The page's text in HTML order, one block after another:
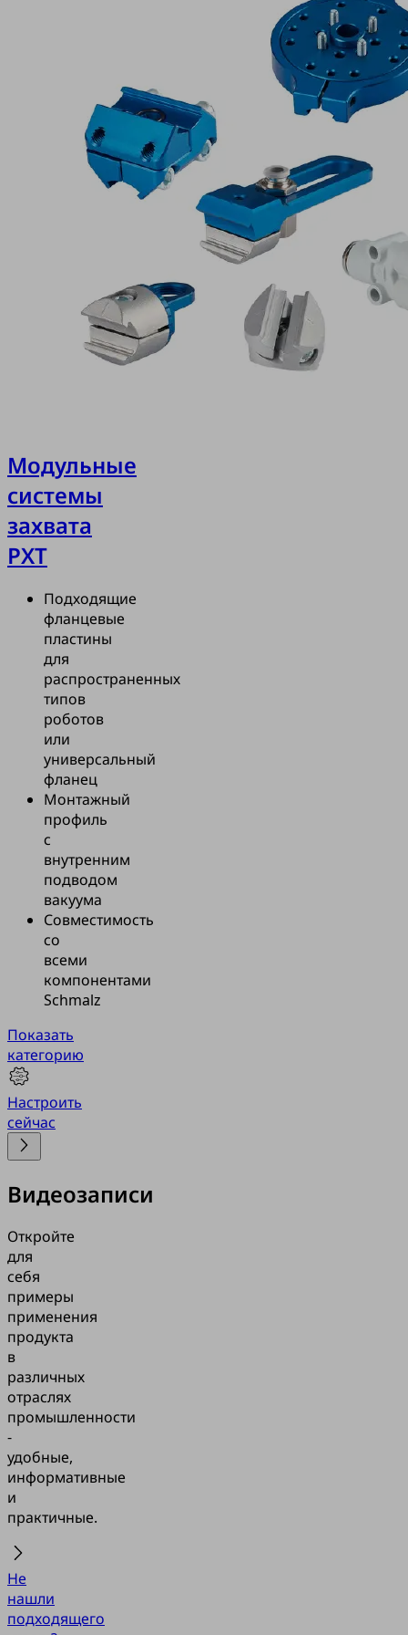
Модульные
системы
захвата
PXT
Подходящие
фланцевые
пластины
для
распространенных
типов
роботов
или
универсальный
фланец
Монтажный
профиль
с
внутренним
подводом
вакуума
Совместимость
со
всеми
компонентами
Schmalz
Показать
категорию
Настроить
сейчас
Видеозаписи
Откройте
для
себя
примеры
применения
продукта
в
различных
отраслях
промышленности
-
удобные,
информативные
и
практичные.
Не
нашли
подходящего